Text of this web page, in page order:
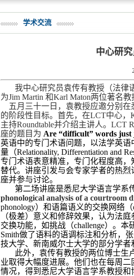
学术交流
中心研
我中心研究员袁传有教授（法律
为Jim Martin 和Karl Maton两位著名教
五月三十一日，袁教授应邀分别
的阶段性目标。首先，在LCT中心，
主持Roundtable并介绍主讲人。LCT
座的题目为 Are “difficult” words just
英语中的专门术语问题，以法学英
量（Relationality, Differentiation and
专门术语表意精准，专门化程度高，
替代。讲座引发与会专家学者的热
座并参与讨论。
第二场讲座是悉尼大学语言学系
phonological analysis of a courtroom
phonology）和语篇语义的交换网络
（极差）意义和修辞效果，认为法
交换功能，如挑战（challenge）。
Smith做了语料的语调标注和分析，
技大学、新南威尔士大学的部分学者
此外，袁传有教授的两位博士生
业取得大幅度进展。他们也在每周二
情况，得到悉尼大学语言学系教授和